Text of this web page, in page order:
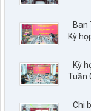
Ban
Kỳ
Kỳ
Tuần
Chi